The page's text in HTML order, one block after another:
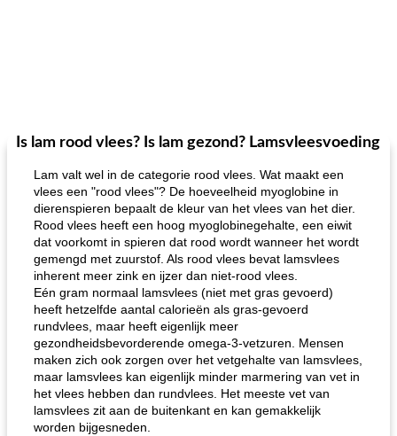
Is lam rood vlees? Is lam gezond? Lamsvleesvoeding
Lam valt wel in de categorie rood vlees. Wat maakt een
vlees een "rood vlees"? De hoeveelheid myoglobine in
dierenspieren bepaalt de kleur van het vlees van het dier.
Rood vlees heeft een hoog myoglobinegehalte, een eiwit
dat voorkomt in spieren dat rood wordt wanneer het wordt
gemengd met zuurstof. Als rood vlees bevat lamsvlees
inherent meer zink en ijzer dan niet-rood vlees.
Eén gram normaal lamsvlees (niet met gras gevoerd)
heeft hetzelfde aantal calorieën als gras-gevoerd
rundvlees, maar heeft eigenlijk meer
gezondheidsbevorderende omega-3-vetzuren. Mensen
maken zich ook zorgen over het vetgehalte van lamsvlees,
maar lamsvlees kan eigenlijk minder marmering van vet in
het vlees hebben dan rundvlees. Het meeste vet van
lamsvlees zit aan de buitenkant en kan gemakkelijk
worden bijgesneden.